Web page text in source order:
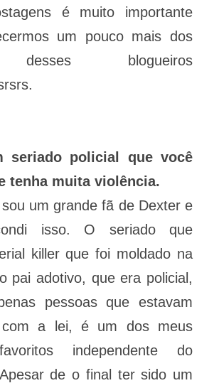
é muito importante
um pouco mais dos
blogueiros
seriado policial que você
tenha muita violência.
um grande fã de Dexter e
isso. O seriado que
killer que foi moldado na
pai adotivo, que era policial,
pessoas que estavam
a lei, é um dos meus
independente do
de o final ter sido um